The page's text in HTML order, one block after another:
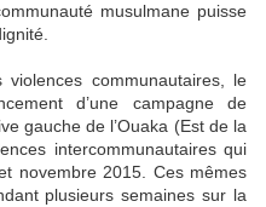
musulmane puisse
communautaires, le
d’une campagne de
gauche de l’Ouaka (Est de la
intercommunautaires qui
novembre 2015. Ces mêmes
plusieurs semaines sur la